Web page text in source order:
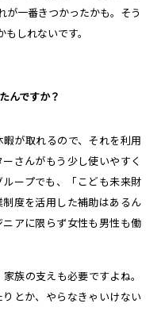
が一番きつかったかも。そう
しれないです。
んですか？
暇が取れるので、それを利用
さんがもう少し使いやすく
ループでも、「こども未来財
度を活用した補助はあるん
アに限らず女性も男性も働
族の支えも必要ですよね。
とか、やらなきゃいけない